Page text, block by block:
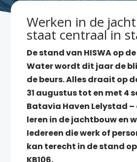
Werken in de
staat centraal in
De stand van HISWA op
Water wordt dit jaar de
de beurs. Alles draait op
31 augustus tot en met 4
Batavia Haven Lelystad –
leren in de jachtbouw en
Iedereen die werk of
kan terecht in de stand